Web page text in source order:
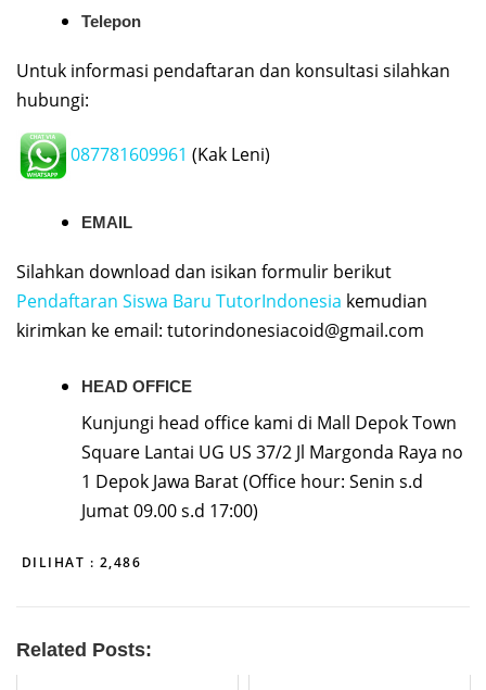
Telepon
Untuk informasi pendaftaran dan konsultasi silahkan
hubungi:
087781609961 (Kak Leni)
EMAIL
Silahkan download dan isikan formulir berikut
Pendaftaran Siswa Baru TutorIndonesia kemudian
kirimkan ke email: tutorindonesiacoid@gmail.com
HEAD OFFICE
Kunjungi head office kami di Mall Depok Town
Square Lantai UG US 37/2 Jl Margonda Raya no
1 Depok Jawa Barat (Office hour: Senin s.d
Jumat 09.00 s.d 17:00)
DILIHAT : 2,486
Related Posts: